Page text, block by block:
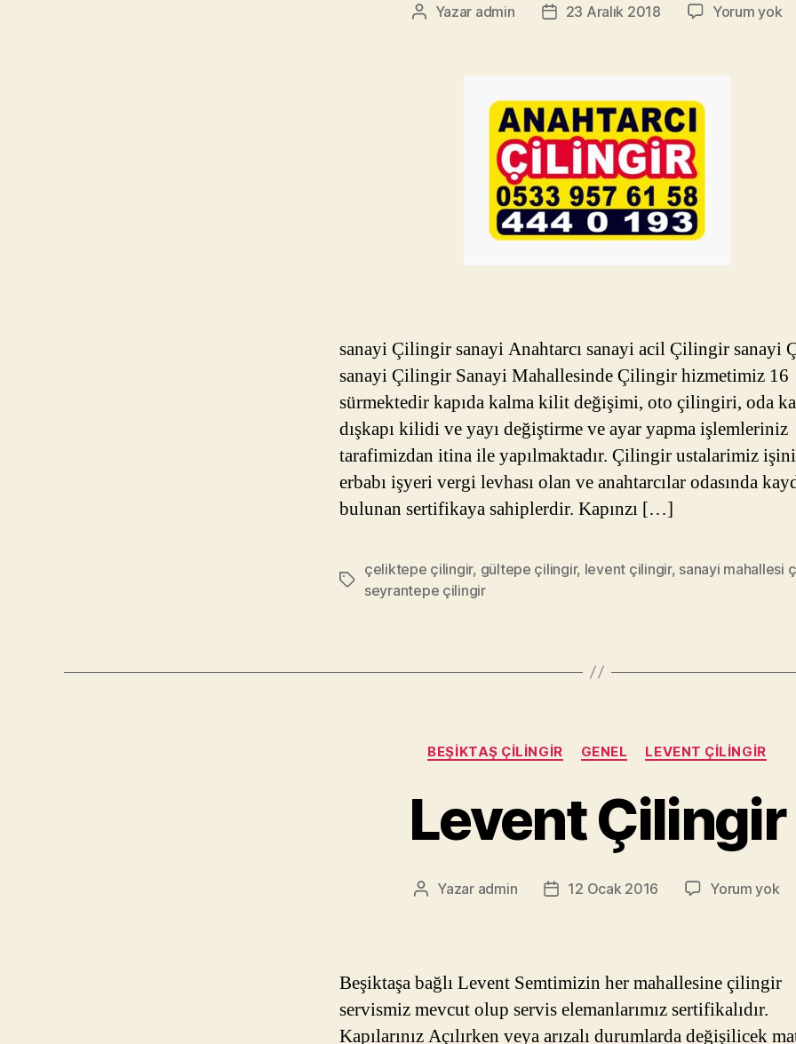
Yazının
Yazar admin
Yazı23 Aralık 2018 Yorum yok
sanayi Çilingir sanayi Anahtarcı sanayi acil Çilingir sanayi
sanayi Çilingir Sanayi Mahallesinde Çilingir hizmetimiz 16
sürmektedir kapıda kalma kilit değişimi, oto çilingiri, oda
dışkapı kilidi ve yayı değiştirme ve ayar yapma işlemleriniz
tarafimizdan itina ile yapılmaktadır. Çilingir ustalarimiz
erbabı işyeri vergi levhası olan ve anahtarcılar odasında
bulunan sertifikaya sahiplerdir. Kapınzı […]
Etiketler
çeliktepe çilingir, gültepe çilingir, levent çilingir, sanayi mahallesi
seyrantepe çilingir
Kategoriler
BEŞIKTAŞ ÇILINGIR GENEL LEVENT ÇILINGIR
Levent Çilingir
Yazının
Yazar admin
Yazı12 Ocak 2016 Yorum yok
Beşiktaşa bağlı Levent Semtimizin her mahallesine çilingir
servismiz mevcut olup servis elemanlarımız sertifikalıdır.
Kapılarınız Açılırken veya arızalı durumlarda değişilicek